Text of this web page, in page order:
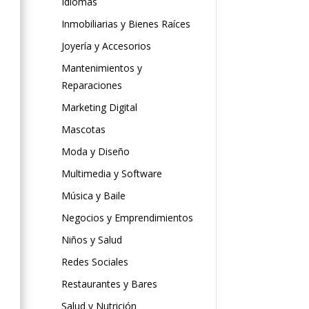
Inmobiliarias y Bienes Raíces
Joyería y Accesorios
Mantenimientos y
Reparaciones
Marketing Digital
Mascotas
Moda y Diseño
Multimedia y Software
Música y Baile
Negocios y Emprendimientos
Niños y Salud
Redes Sociales
Restaurantes y Bares
Salud y Nutrición